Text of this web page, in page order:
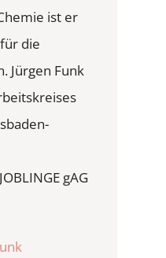
ist er
die
Jürgen Funk
gAG